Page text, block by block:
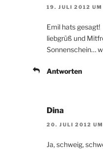
19. JULI 2012
Emil hats gesagt!
liebgrüß und
Sonnenschein…
Antworten
Dina
20. JULI 2012
Ja, schweig,